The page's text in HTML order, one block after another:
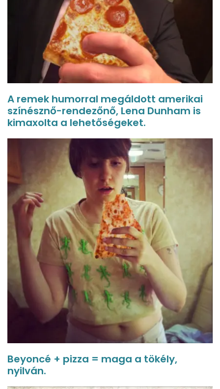
A remek humorral megáldott amerikai
színésznő-rendezőnő, Lena Dunham is
kimaxolta a lehetőségeket.
Beyoncé + pizza = maga a tökély,
nyilván.